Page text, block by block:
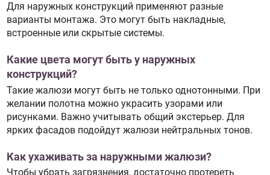
Для наружных конструкций применяют разные
варианты монтажа. Это могут быть накладные,
встроенные или скрытые системы.
Какие цвета могут быть у наружных
конструкций?
Такие жалюзи могут быть не только однотонными. При
желании полотна можно украсить узорами или
рисунками. Важно учитывать общий экстерьер. Для
ярких фасадов подойдут жалюзи нейтральных тонов.
Как ухаживать за наружными жалюзи?
Чтобы убрать загрязнения, достаточно протереть